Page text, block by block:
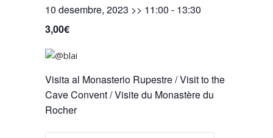
10 desembre, 2023 >> 11:00 - 13:30
3,00€
Visita al Monasterio Rupestre / Visit to the
Cave Convent / Visite du Monastère du
Rocher